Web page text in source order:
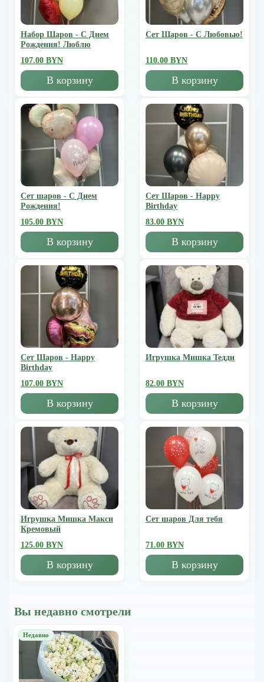
Набор Шаров - С Днем
Рождения! Люблю
107.00 BYN
В корзину
Сет Шаров - С Любовью!
110.00 BYN
В корзину
Сет шаров - С Днем
Рождения!
105.00 BYN
В корзину
Сет Шаров - Happy
Birthday
83.00 BYN
В корзину
Сет Шаров - Happy
Birthday
107.00 BYN
В корзину
Игрушка Мишка Тедди
82.00 BYN
В корзину
Игрушка Мишка Mакси
Кремовый
125.00 BYN
В корзину
Сет шаров Для тебя
71.00 BYN
В корзину
Вы недавно смотрели